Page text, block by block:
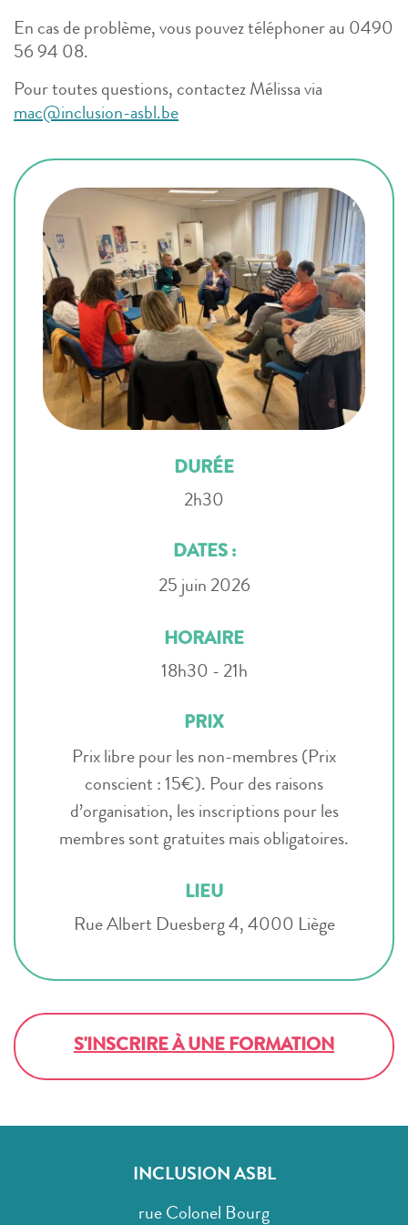
En cas de problème, vous pouvez téléphoner au 0490
56 94 08.
Pour toutes questions, contactez Mélissa via
mac@inclusion-asbl.be
DURÉE
2h30
DATES :
25 juin 2026
HORAIRE
18h30 - 21h
PRIX
Prix libre pour les non-membres (Prix
conscient : 15€). Pour des raisons
d’organisation, les inscriptions pour les
membres sont gratuites mais obligatoires.
LIEU
Rue Albert Duesberg 4, 4000 Liège
S'INSCRIRE À UNE FORMATION
INCLUSION ASBL
rue Colonel Bourg